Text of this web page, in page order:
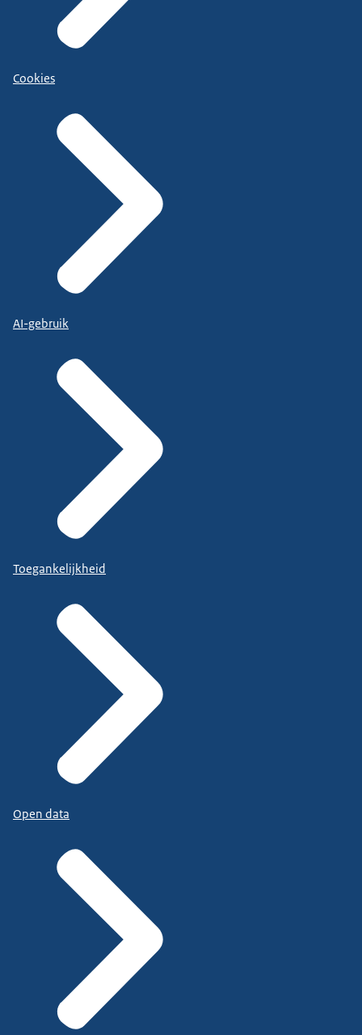
Cookies
AI-gebruik
Toegankelijkheid
Open data